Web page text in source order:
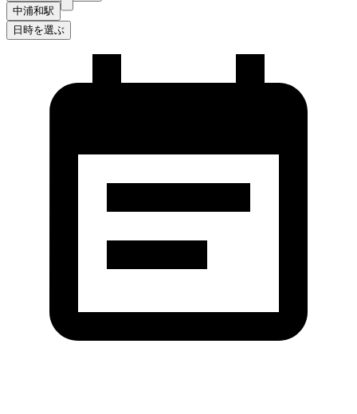
中浦和駅
日時を選ぶ